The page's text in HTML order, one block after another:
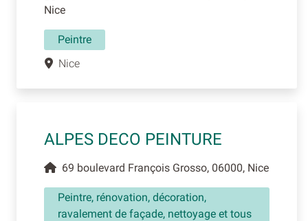
Nice
Peintre
Nice
ALPES DECO PEINTURE
69 boulevard François Grosso, 06000, Nice
Peintre, rénovation, décoration,
ravalement de façade, nettoyage et tous